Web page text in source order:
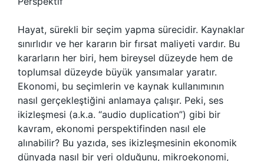
Hayat, sürekli bir seçim yapma sürecidir. Kaynaklar
sınırlıdır ve her kararın bir fırsat maliyeti vardır. Bu
kararların her biri, hem bireysel düzeyde hem de
toplumsal düzeyde büyük yansımalar yaratır.
Ekonomi, bu seçimlerin ve kaynak kullanımının
nasıl gerçekleştiğini anlamaya çalışır. Peki, ses
ikizleşmesi (a.k.a. “audio duplication”) gibi bir
kavram, ekonomi perspektifinden nasıl ele
alınabilir? Bu yazıda, ses ikizleşmesinin ekonomik
dünyada nasıl bir yeri olduğunu, mikroekonomi,